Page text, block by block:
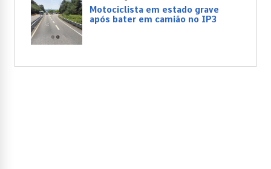
Motociclista em estado grave
após bater em camião no IP3